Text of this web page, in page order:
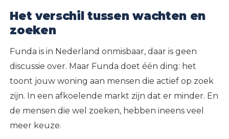
Het verschil tussen wachten en
zoeken
Funda is in Nederland onmisbaar, daar is geen
discussie over. Maar Funda doet één ding: het
toont jouw woning aan mensen die actief op zoek
zijn. In een afkoelende markt zijn dat er minder. En
de mensen die wel zoeken, hebben ineens veel
meer keuze.